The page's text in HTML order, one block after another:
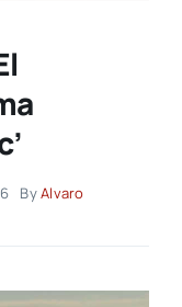
ByAlvaro